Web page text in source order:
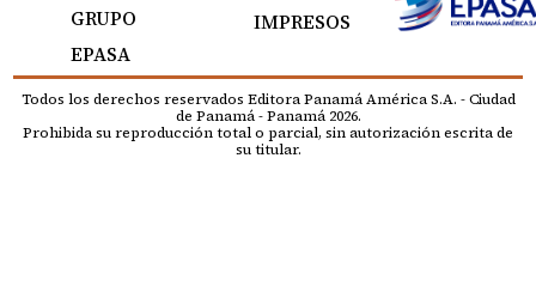
GRUPO
EPASA
IMPRESOS
Todos los derechos reservados Editora Panamá América S.A. - Ciudad
de Panamá - Panamá 2026.
Prohibida su reproducción total o parcial, sin autorización escrita de
su titular.